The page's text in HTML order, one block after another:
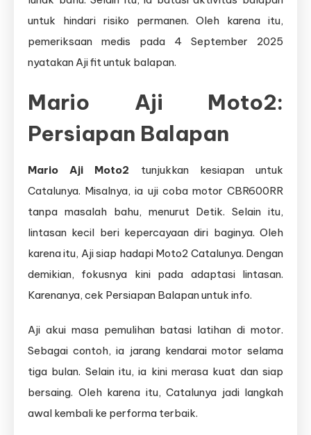
untuk hindari risiko permanen. Oleh karena itu,
pemeriksaan medis pada 4 September 2025
nyatakan Aji fit untuk balapan.
Mario Aji Moto2:
Persiapan Balapan
Mario Aji Moto2 tunjukkan kesiapan untuk
Catalunya. Misalnya, ia uji coba motor CBR600RR
tanpa masalah bahu, menurut Detik. Selain itu,
lintasan kecil beri kepercayaan diri baginya. Oleh
karena itu, Aji siap hadapi Moto2 Catalunya. Dengan
demikian, fokusnya kini pada adaptasi lintasan.
Karenanya, cek Persiapan Balapan untuk info.
Aji akui masa pemulihan batasi latihan di motor.
Sebagai contoh, ia jarang kendarai motor selama
tiga bulan. Selain itu, ia kini merasa kuat dan siap
bersaing. Oleh karena itu, Catalunya jadi langkah
awal kembali ke performa terbaik.